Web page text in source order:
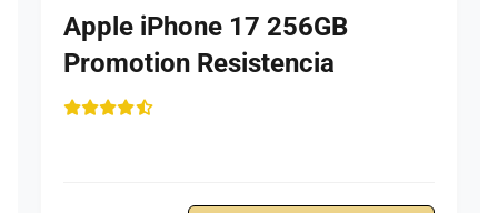
Apple iPhone 17 256GB
Promotion Resistencia